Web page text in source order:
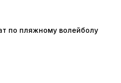
по пляжному волейболу